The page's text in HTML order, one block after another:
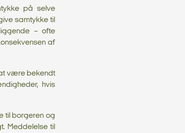
på selve
samtykke til
– ofte
af
være bekendt
hvis
til borgeren og
Meddelelse til